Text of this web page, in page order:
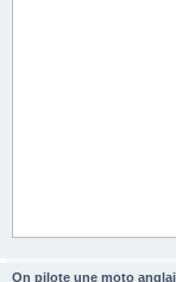
On pilote une moto